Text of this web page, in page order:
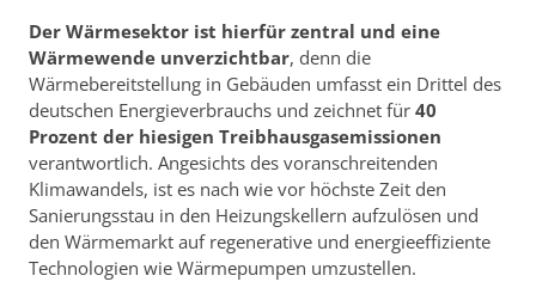
Der Wärmesektor ist hierfür zentral und eine
Wärmewende unverzichtbar, denn die
Wärmebereitstellung in Gebäuden umfasst ein Drittel des
deutschen Energieverbrauchs und zeichnet für 40
Prozent der hiesigen Treibhausgasemissionen
verantwortlich. Angesichts des voranschreitenden
Klimawandels, ist es nach wie vor höchste Zeit den
Sanierungsstau in den Heizungskellern aufzulösen und
den Wärmemarkt auf regenerative und energieeffiziente
Technologien wie Wärmepumpen umzustellen.